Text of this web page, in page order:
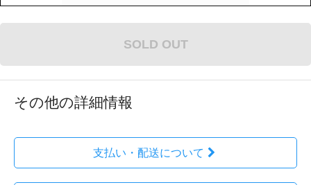
SOLD OUT
その他の詳細情報
支払い・配送について